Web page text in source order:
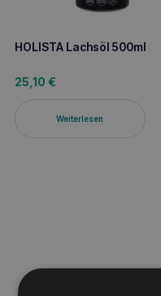
HOLISTA Lachsöl 500ml
25,10 €
Weiterlesen